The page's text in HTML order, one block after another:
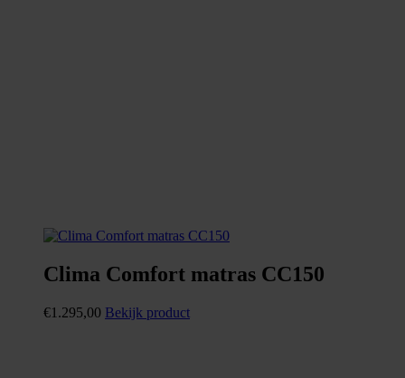
Clima Comfort matras CC150
€1.295,00 Bekijk product